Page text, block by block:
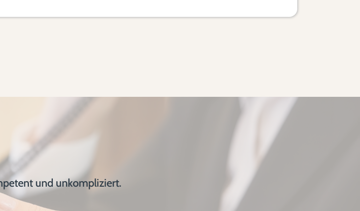
und unkompliziert.